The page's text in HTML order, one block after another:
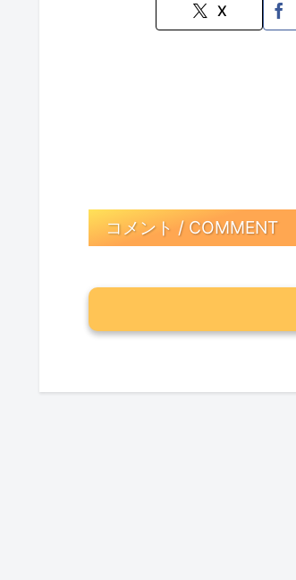
X
コメント / COMMENT